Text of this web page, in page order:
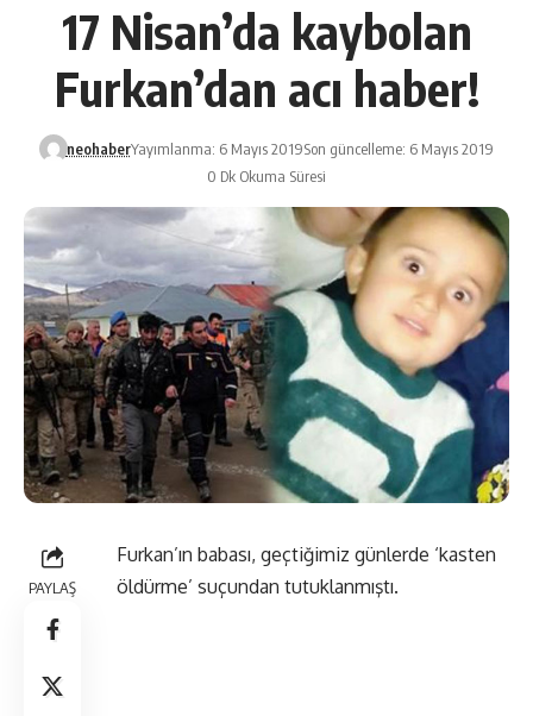
17 Nisan’da kaybolan
Furkan’dan acı haber!
neohaberYayımlanma: 6 Mayıs 2019Son güncelleme: 6 Mayıs 2019
0 Dk Okuma Süresi
PAYLAŞ
Furkan’ın babası, geçtiğimiz günlerde ‘kasten
öldürme’ suçundan tutuklanmıştı.